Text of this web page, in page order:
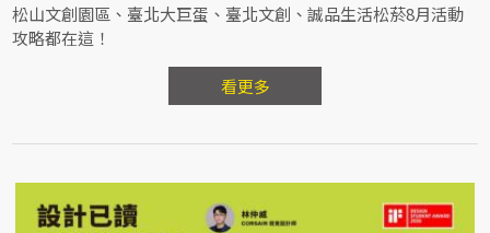
松山文創園區、臺北大巨蛋、臺北文創、誠品生活松菸8月活動
攻略都在這！
看更多